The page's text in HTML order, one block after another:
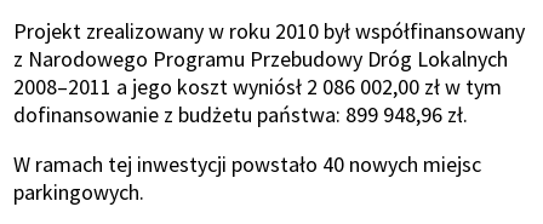
Projekt zrealizowany w roku 2010 był współfinansowany
z Narodowego Programu Przebudowy Dróg Lokalnych
2008–2011 a jego koszt wyniósł 2 086 002,00 zł w tym
dofinansowanie z budżetu państwa: 899 948,96 zł.
W ramach tej inwestycji powstało 40 nowych miejsc
parkingowych.